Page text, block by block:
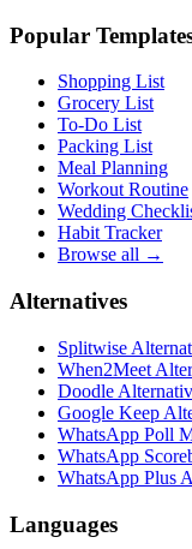
Popular
Shopping List
Grocery List
To-Do List
Packing List
Meal Planning
Workout Routine
Wedding
Habit Tracker
Browse all →
Alternatives
Splitwise
When2Meet
Doodle
Google Keep
WhatsApp Poll
WhatsApp
WhatsApp Plus
Languages